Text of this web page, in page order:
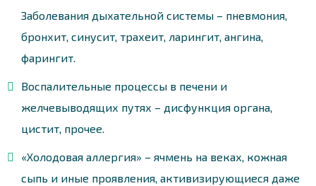
Заболевания дыхательной системы – пневмония,
бронхит, синусит, трахеит, ларингит, ангина,
фарингит.
Воспалительные процессы в печени и
желчевыводящих путях – дисфункция органа,
цистит, прочее.
«Холодовая аллергия» – ячмень на веках, кожная
сыпь и иные проявления, активизирующиеся даже